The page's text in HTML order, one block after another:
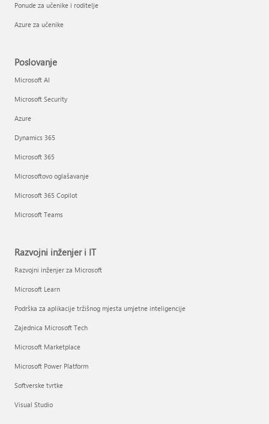
Ponude za učenike i roditelje
Azure za učenike
Poslovanje
Microsoft AI
Microsoft Security
Azure
Dynamics 365
Microsoft 365
Microsoftovo oglašavanje
Microsoft 365 Copilot
Microsoft Teams
Razvojni inženjer i IT
Razvojni inženjer za Microsoft
Microsoft Learn
Podrška za aplikacije tržišnog mjesta umjetne inteligencije
Zajednica Microsoft Tech
Microsoft Marketplace
Microsoft Power Platform
Softverske tvrtke
Visual Studio